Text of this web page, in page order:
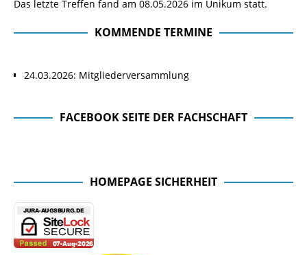
Das letzte Treffen fand am 08.05.2026 im Unikum statt.
KOMMENDE TERMINE
24.03.2026: Mitgliederversammlung
FACEBOOK SEITE DER FACHSCHAFT
HOMEPAGE SICHERHEIT